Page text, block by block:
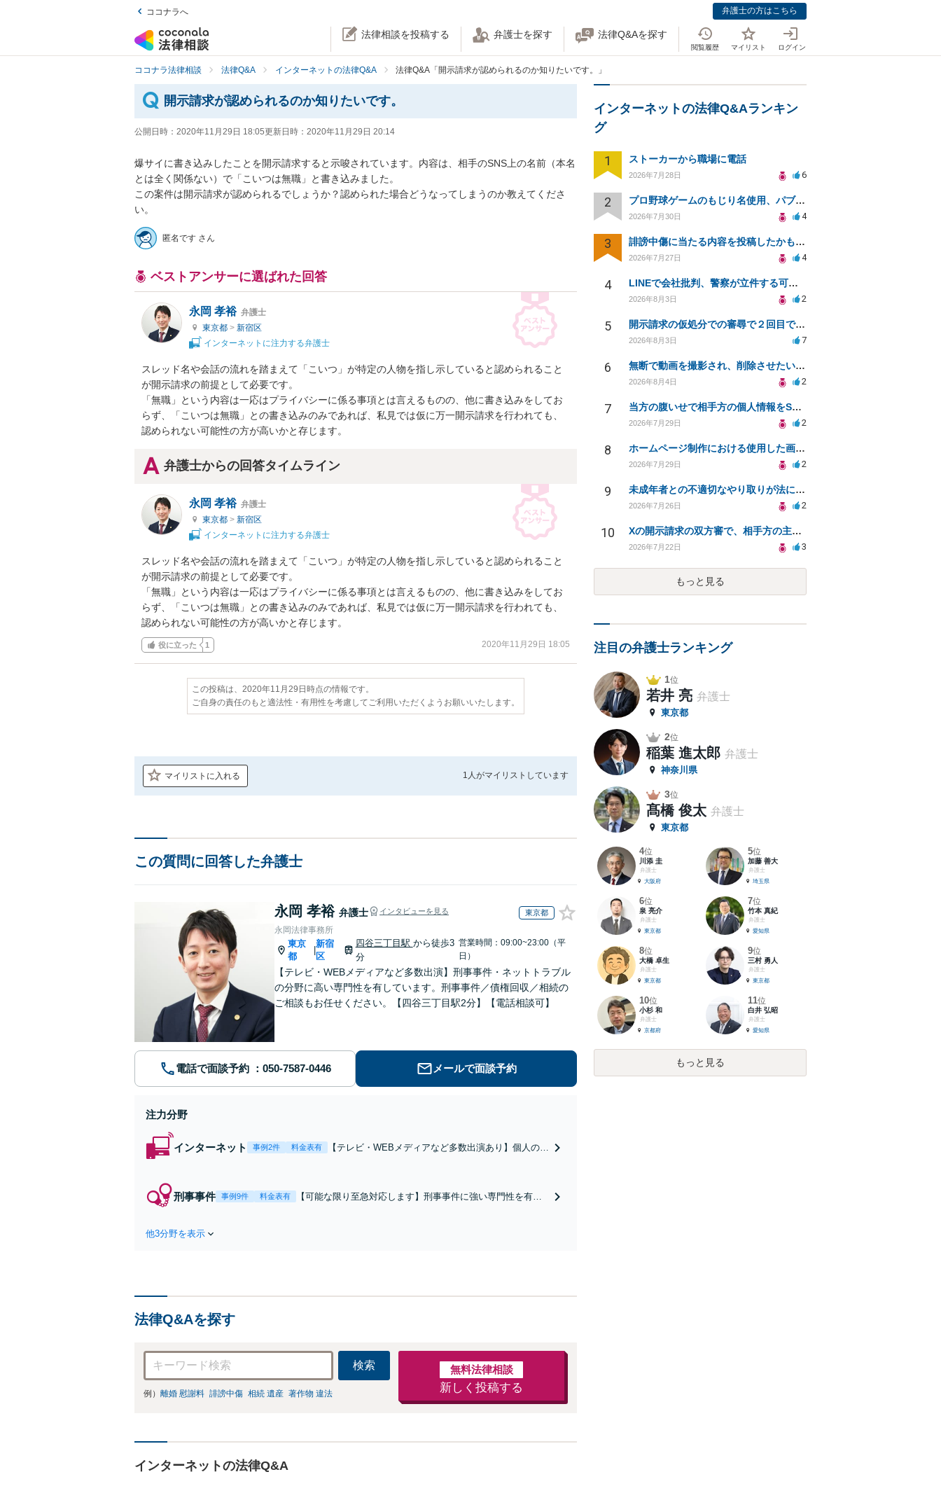
ココナラへ 弁護士の方はこちら
法律相談を投稿する 弁護士を探す 法律Q&Aを探す
閲覧履歴 マイリスト ログイン
ココナラ法律相談 法律Q&A インターネットの法律Q&A 法律Q&A「開示請求が認められるのか知りたいです。」
開示請求が認められるのか知りたいです。
公開日時： 2020年11月29日 18:05更新日時： 2020年11月29日 20:14
爆サイに書き込みしたことを開示請求すると示唆されています。内容は、相手のSNS上の名前（本名
とは全く関係ない）で「こいつは無職」と書き込みました。
この案件は開示請求が認められるでしょうか？認められた場合どうなってしまうのか教えてくださ
い。
匿名です さん
ベストアンサーに選ばれた回答
永岡 孝裕 弁護士
東京都 > 新宿区
インターネットに注力する弁護士
スレッド名や会話の流れを踏まえて「こいつ」が特定の人物を指し示していると認められること
が開示請求の前提として必要です。
「無職」という内容は一応はプライバシーに係る事項とは言えるものの、他に書き込みをしてお
らず、「こいつは無職」との書き込みのみであれば、私見では仮に万一開示請求を行われても、
認められない可能性の方が高いかと存じます。
弁護士からの回答タイムライン
永岡 孝裕 弁護士
東京都 > 新宿区
インターネットに注力する弁護士
スレッド名や会話の流れを踏まえて「こいつ」が特定の人物を指し示していると認められること
が開示請求の前提として必要です。
「無職」という内容は一応はプライバシーに係る事項とは言えるものの、他に書き込みをしてお
らず、「こいつは無職」との書き込みのみであれば、私見では仮に万一開示請求を行われても、
認められない可能性の方が高いかと存じます。
役に立った 1 2020年11月29日 18:05
この投稿は、2020年11月29日時点の情報です。
ご自身の責任のもと適法性・有用性を考慮してご利用いただくようお願いいたします。
マイリストに入れる 1人がマイリストしています
この質問に回答した弁護士
永岡 孝裕 弁護士 インタビューを見る 東京都
永岡法律事務所
東京
都
|
新宿
区
四谷三丁目駅 から徒歩3
分
営業時間：09:00~23:00（平
日）
【テレビ・WEBメディアなど多数出演】刑事事件・ネットトラブル
の分野に高い専門性を有しています。刑事事件／債権回収／相続の
ご相談もお任せください。【四谷三丁目駅2分】【電話相談可】
電話で面談予約 メールで面談予約
注力分野
インターネット 事例2件 料金表有
【テレビ・WEBメディアなど多数出演あり】個人の加
たら、すぐにご相談ください【四谷三丁目駅3分】
刑事事件 事例9件 料金表有
【可能な限り至急対応します】刑事事件に強い専門性を有し
他3分野を表示
法律Q&Aを探す
検索
例） 離婚 慰謝料 誹謗中傷 相続 遺産 著作物 違法
無料法律相談
新しく投稿する
インターネットの法律Q&A
インターネットの法律Q&Aランキン
グ
1 ストーカーから職場に電話
2026年7月28日 6
2 プロ野球ゲームのもじり名使用、パブリシティ権の影響は？
2026年7月30日 4
3 誹謗中傷に当たる内容を投稿したかもしれない。開示請求や民事刑事裁判に発展しうるのか教えて欲しい。
2026年7月27日 4
4 LINEで会社批判、警察が立件する可能性は？
2026年8月3日 2
5 開示請求の仮処分での審尋で２回目で終わらない場合どうしたらいいですか
2026年8月3日 7
6 無断で動画を撮影され、削除させたいが連絡が返ってこない。
2026年8月4日 2
7 当方の腹いせで相手方の個人情報をSNSで晒してしまい名誉毀損させてしまったかもしれない
2026年7月29日 2
8 ホームページ制作における使用した画像や文章の著作権について
2026年7月29日 2
9 未成年者との不適切なやり取りが法に触れる可能性と対処法
2026年7月26日 2
10 Xの開示請求の双方審で、相手方の主張が口頭ばかりで把握しきれません
2026年7月22日 3
もっと見る
注目の弁護士ランキング
1位
若井 亮 弁護士
東京都
2位
稲葉 進太郎 弁護士
神奈川県
3位
髙橋 俊太 弁護士
東京都
4位
川添 圭
弁護士
大阪府
5位
加藤 善大
弁護士
埼玉県
6位
泉 亮介
弁護士
東京都
7位
竹本 真紀
弁護士
愛知県
8位
大橋 卓生
弁護士
東京都
9位
三村 勇人
弁護士
東京都
10位
小杉 和
弁護士
京都府
11位
白井 弘昭
弁護士
愛知県
もっと見る